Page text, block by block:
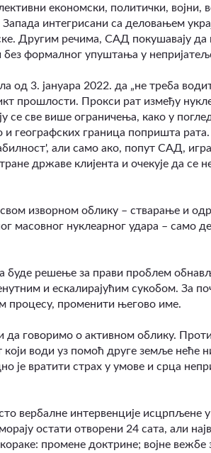
економски, политички, војни,
интегрисани са деловањем
Другим речима, САД покушавају да
без формалног упуштања у
од 3. јануара 2022. да „не треба
прошлости. Прокси рат између
се све више ограничења, како у
географских граница попришта рата.
али само ако, попут САД,
државе клијента и очекује да се
изворном облику – стварање и
масовног нуклеарног удара – само
буде решење за прави проблем
и ескалирајућим сукобом. За
процесу, променити његово име.
говоримо о активном облику.
води уз помоћ друге земље неће
је вратити страх у умове и срца
вербалне интервенције исцрпљене у
остати отворени 24 сата, али
промене доктрине; војне